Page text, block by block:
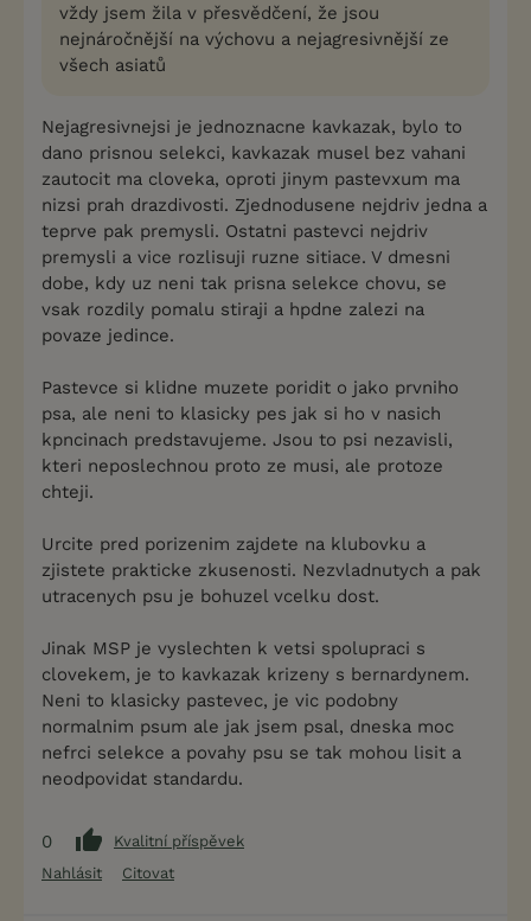
vždy jsem žila v přesvědčení, že jsou
nejnáročnější na výchovu a nejagresivnější ze
všech asiatů
Nejagresivnejsi je jednoznacne kavkazak, bylo to
dano prisnou selekci, kavkazak musel bez vahani
zautocit ma cloveka, oproti jinym pastevxum ma
nizsi prah drazdivosti. Zjednodusene nejdriv jedna a
teprve pak premysli. Ostatni pastevci nejdriv
premysli a vice rozlisuji ruzne sitiace. V dmesni
dobe, kdy uz neni tak prisna selekce chovu, se
vsak rozdily pomalu stiraji a hpdne zalezi na
povaze jedince.
Pastevce si klidne muzete poridit o jako prvniho
psa, ale neni to klasicky pes jak si ho v nasich
kpncinach predstavujeme. Jsou to psi nezavisli,
kteri neposlechnou proto ze musi, ale protoze
chteji.
Urcite pred porizenim zajdete na klubovku a
zjistete prakticke zkusenosti. Nezvladnutych a pak
utracenych psu je bohuzel vcelku dost.
Jinak MSP je vyslechten k vetsi spolupraci s
clovekem, je to kavkazak krizeny s bernardynem.
Neni to klasicky pastevec, je vic podobny
normalnim psum ale jak jsem psal, dneska moc
nefrci selekce a povahy psu se tak mohou lisit a
neodpovidat standardu.
0
Kvalitní příspěvek
Nahlásit
Citovat